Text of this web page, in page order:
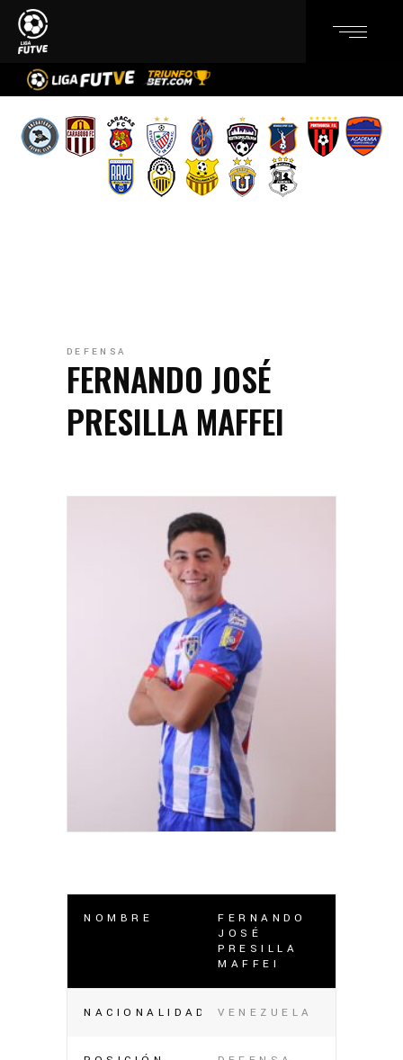
DEFENSA
FERNANDO JOSÉ
PRESILLA MAFFEI
NOMBRE
FERNANDO
JOSÉ
PRESILLA
MAFFEI
NACIONALIDAD VENEZUELA